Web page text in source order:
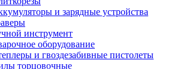
и зарядные устройства
инструмент
оборудование
и гвоздезабивные пистолеты
торцовочные